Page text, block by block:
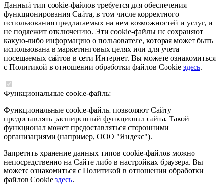
Данный тип cookie-файлов требуется для обеспечения
функционирования Сайта, в том числе корректного
использования предлагаемых на нем возможностей и услуг, и
не подлежит отключению. Эти cookie-файлы не сохраняют
какую-либо информацию о пользователе, которая может быть
использована в маркетинговых целях или для учета
посещаемых сайтов в сети Интернет. Вы можете ознакомиться
с Политикой в отношении обработки файлов Cookie здесь.
Функциональные cookie-файлы
Функциональные cookie-файлы позволяют Сайту
предоставлять расширенный функционал сайта. Такой
функционал может предоставляться сторонними
организациями (например, ООО "Яндекс").
Запретить хранение данных типов cookie-файлов можно
непосредственно на Сайте либо в настройках браузера. Вы
можете ознакомиться с Политикой в отношении обработки
файлов Cookie здесь.